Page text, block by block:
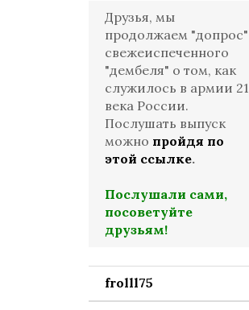
Друзья, мы
продолжаем "допрос"
свежеиспеченного
"дембеля" о том, как
служилось в армии 21
века России.
Послушать выпуск
можно пройдя по
этой ссылке.
Послушали сами,
посоветуйте
друзьям!
frolll75